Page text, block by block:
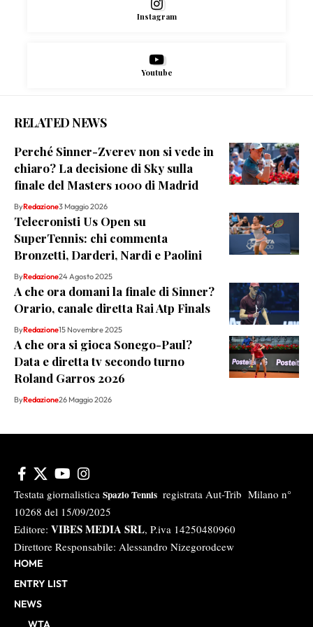
Instagram
Youtube
RELATED NEWS
Perché Sinner-Zverev non si vede in
chiaro? La decisione di Sky sulla
finale del Masters 1000 di Madrid
ByRedazione3 Maggio 2026
Telecronisti Us Open su
SuperTennis: chi commenta
Bronzetti, Darderi, Nardi e Paolini
ByRedazione24 Agosto 2025
A che ora domani la finale di Sinner?
Orario, canale diretta Rai Atp Finals
ByRedazione15 Novembre 2025
A che ora si gioca Sonego-Paul?
Data e diretta tv secondo turno
Roland Garros 2026
ByRedazione26 Maggio 2026
Testata giornalistica Spazio Tennis registrata Aut-Trib Milano n°
10268 del 15/09/2025
Editore: VIBES MEDIA SRL, P.iva 14250480960
Direttore Responsabile: Alessandro Nizegorodcew
HOME
ENTRY LIST
NEWS
WTA